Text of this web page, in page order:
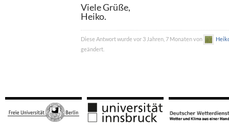
Viele Grüße,
Heiko.
Diese Antwort wurde vor 3 Jahren, 7 Monaten von
geändert.